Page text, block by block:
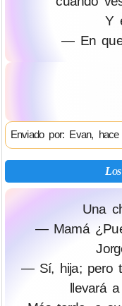
Y
— En
Enviado por: Evan,
Una
— Mamá
— Sí, hija; pero
llevará